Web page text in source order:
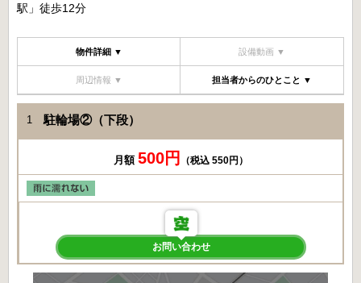
駅」徒歩12分
物件詳細 ▼ 設備動画 ▼
周辺情報 ▼ 担当者からのひとこと ▼
1 駐輪場②（下段）
月額 500円 （税込 550円）
お問い合わせ